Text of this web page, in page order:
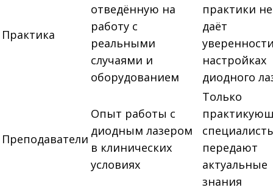
Практика
отведённую на
работу с
реальными
случаями и
оборудованием
практики не
даёт
настройках
диодного
Преподаватели
Опыт работы с
диодным лазером
в клинических
условиях
Только
передают
актуальные
знания